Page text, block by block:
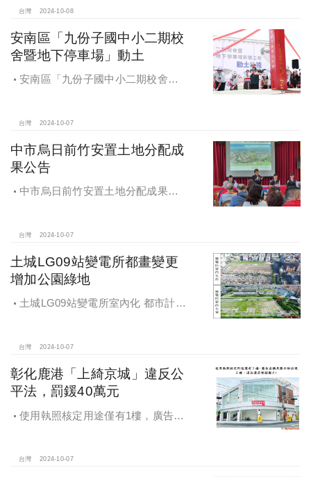
分地區
台灣 2024-10-08
安南區「九份子國中小二期校
舍暨地下停車場」動土
安南區「九份子國中小二期校舍暨
台灣 2024-10-07
中市烏日前竹安置土地分配成
果公告
中市烏日前竹安置土地分配成果公
台灣 2024-10-07
土城LG09站變電所都畫變更
增加公園綠地
土城LG09站變電所室內化 都市計畫
台灣 2024-10-07
彰化鹿港「上綺京城」違反公
平法，罰鍰40萬元
使用執照核定用途僅有1樓，廣告宣
台灣 2024-10-07